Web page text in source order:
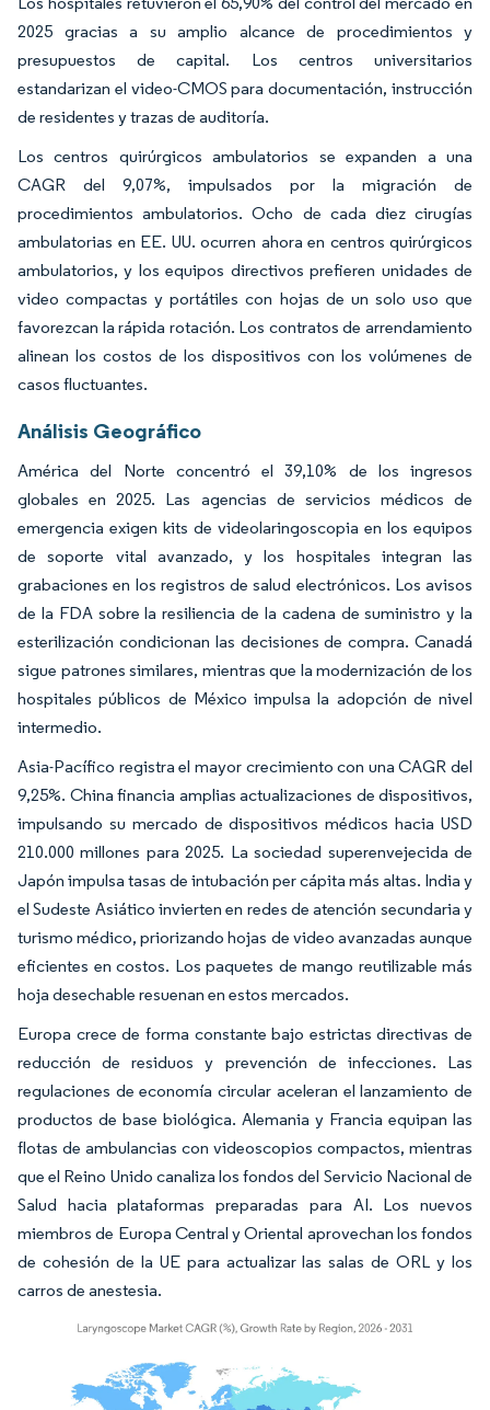
2025 gracias a su amplio alcance de procedimientos y
presupuestos de capital. Los centros universitarios
estandarizan el video-CMOS para documentación, instrucción
de residentes y trazas de auditoría.
Los centros quirúrgicos ambulatorios se expanden a una
CAGR del 9,07%, impulsados por la migración de
procedimientos ambulatorios. Ocho de cada diez cirugías
ambulatorias en EE. UU. ocurren ahora en centros quirúrgicos
ambulatorios, y los equipos directivos prefieren unidades de
video compactas y portátiles con hojas de un solo uso que
favorezcan la rápida rotación. Los contratos de arrendamiento
alinean los costos de los dispositivos con los volúmenes de
casos fluctuantes.
Análisis Geográfico
América del Norte concentró el 39,10% de los ingresos
globales en 2025. Las agencias de servicios médicos de
emergencia exigen kits de videolaringoscopia en los equipos
de soporte vital avanzado, y los hospitales integran las
grabaciones en los registros de salud electrónicos. Los avisos
de la FDA sobre la resiliencia de la cadena de suministro y la
esterilización condicionan las decisiones de compra. Canadá
sigue patrones similares, mientras que la modernización de los
hospitales públicos de México impulsa la adopción de nivel
intermedio.
Asia-Pacífico registra el mayor crecimiento con una CAGR del
9,25%. China financia amplias actualizaciones de dispositivos,
impulsando su mercado de dispositivos médicos hacia USD
210.000 millones para 2025. La sociedad superenvejecida de
Japón impulsa tasas de intubación per cápita más altas. India y
el Sudeste Asiático invierten en redes de atención secundaria y
turismo médico, priorizando hojas de video avanzadas aunque
eficientes en costos. Los paquetes de mango reutilizable más
hoja desechable resuenan en estos mercados.
Europa crece de forma constante bajo estrictas directivas de
reducción de residuos y prevención de infecciones. Las
regulaciones de economía circular aceleran el lanzamiento de
productos de base biológica. Alemania y Francia equipan las
flotas de ambulancias con videoscopios compactos, mientras
que el Reino Unido canaliza los fondos del Servicio Nacional de
Salud hacia plataformas preparadas para AI. Los nuevos
miembros de Europa Central y Oriental aprovechan los fondos
de cohesión de la UE para actualizar las salas de ORL y los
carros de anestesia.